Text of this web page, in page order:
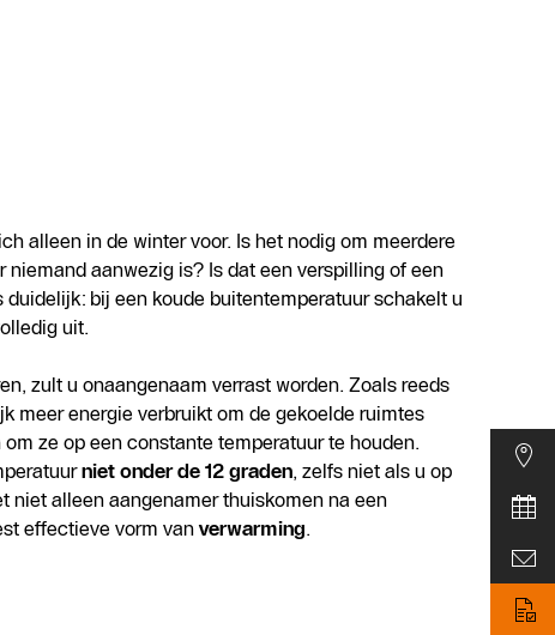
alleen in de winter voor. Is het nodig om meerdere
niemand aanwezig is? Is dat een verspilling of een
bij een koude buitentemperatuur schakelt u
uit.
zult u onaangenaam verrast worden. Zoals reeds
meer energie verbruikt om de gekoelde ruimtes
ze op een constante temperatuur te houden.
niet onder de 12 graden, zelfs niet als u op
niet alleen aangenamer thuiskomen na een
effectieve vorm vanverwarming.